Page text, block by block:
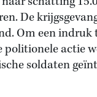
De
Om een indruk
politionele actie
soldaten